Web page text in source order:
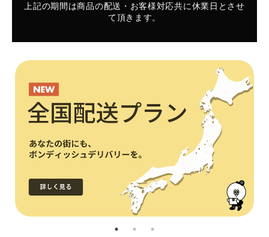
上記の期間は商品の配送・お客様対応共に休業日とさせ
て頂きます。